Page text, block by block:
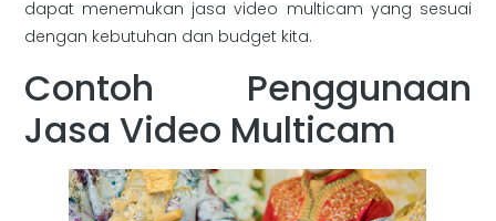
dapat menemukan jasa video multicam yang sesuai
dengan kebutuhan dan budget kita.
Contoh Penggunaan
Jasa Video Multicam